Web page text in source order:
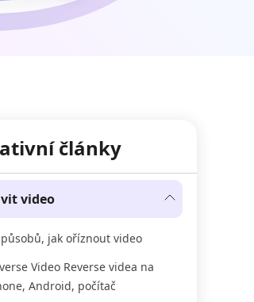
články
video
jak oříznout video
Video Reverse videa na
Android, počítač